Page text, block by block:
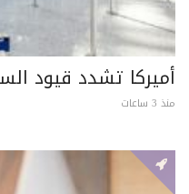
أميركا تشدد قيود
منذ 3 ساعات